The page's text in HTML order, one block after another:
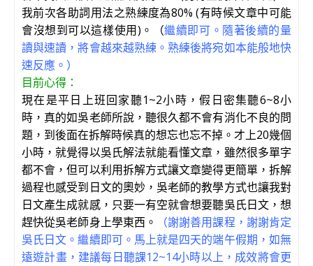
我前次各助詞用法之熟練度為80% (有時候文章中可能
會沒想到可以這樣使用)。（繼續即可。隨著後續的量
讀與速讀，將會越來越熟練。熟練後將宛如本能般地快
速反應。）
目前心得 ：
現在是平日上班回家聽1~2小時，假日密集聽6~8小
時，真的如吳老師所說，聽很久都不會有消化不良的問
題，到後面在拆解時候真的想忘也忘不掉。才上20幾個
小時，就覺得以吳氏解法就能看懂文章，雖然很多單字
都不會，但可以利用拆解方式讓文章變得更簡單，拆解
過程也感受到日文的奧妙，吳老師的教學方式也讓我對
日文產生成就感，只要一有空就會想要聽吳氏日文，想
趕快從吳老師身上學東西。
（謝謝善用課程，謝謝肯定
吳氏日文。繼續即可。馬上就是四天的端午假期，如無
遠遊計畫，建議每日聽課12~14小時以上，成效將會更